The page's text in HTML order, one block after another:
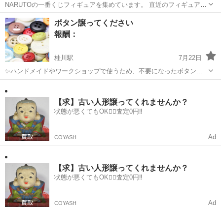
NARUTOの一番くじフィギュアを集めています。 直近のフィギュアで
すと、A賞ナルト、E賞サソリ その前のはナルト、自来也、キラー・ビ
ー それ以前のがある方はご連絡ください。
京都 宇治市 黄檗駅 買いたい/ください
ボタン譲ってください
報酬：
桂川駅
7月22日
✨ハンドメイドやワークショップで使うため、不要になったボタンを
探しています。 ・サイズ、色、形は問いません ・バラバラでも大歓迎
です✨ ・少量でもとても嬉しいです 使わなくなったボタンや、眠って
いるものがあれば、ぜひお譲り...【求】古い人形譲ってくれませんか？
状態が悪くてもOK🙆‍♀️査定0円‼️
COYASH Ad
【求】古い人形譲ってくれませんか？
状態が悪くてもOK🙆‍♀️査定0円‼️
COYASH Ad